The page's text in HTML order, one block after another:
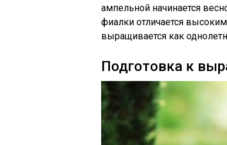
ампельной начинается
фиалки отличается
выращивается как
Подготовка к